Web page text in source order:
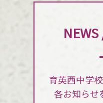
育英西中学
各お知らせ